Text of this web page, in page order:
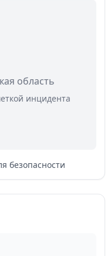
область
инцидента
безопасности